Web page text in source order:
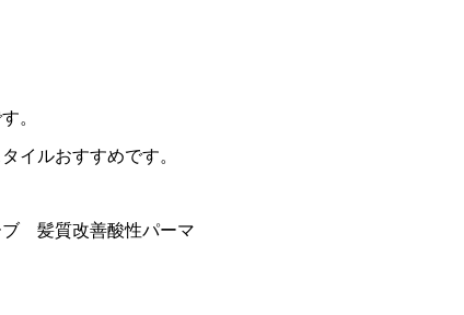
。
イルおすすめです。
髪質改善酸性パーマ